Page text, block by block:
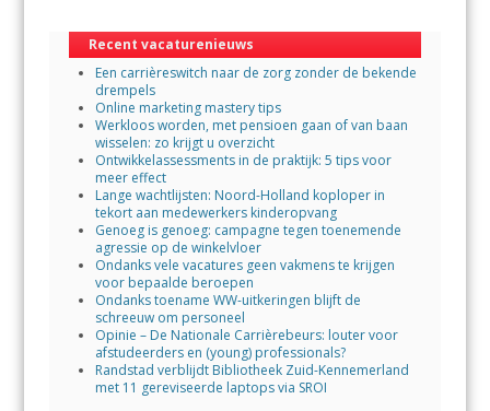
o
o
k
A
p
p
Recent vacaturenieuws
Een carrièreswitch naar de zorg zonder de bekende
drempels
Online marketing mastery tips
Werkloos worden, met pensioen gaan of van baan
wisselen: zo krijgt u overzicht
Ontwikkelassessments in de praktijk: 5 tips voor
meer effect
Lange wachtlijsten: Noord-Holland koploper in
tekort aan medewerkers kinderopvang
Genoeg is genoeg: campagne tegen toenemende
agressie op de winkelvloer
Ondanks vele vacatures geen vakmens te krijgen
voor bepaalde beroepen
Ondanks toename WW-uitkeringen blijft de
schreeuw om personeel
Opinie – De Nationale Carrièrebeurs: louter voor
afstudeerders en (young) professionals?
Randstad verblijdt Bibliotheek Zuid-Kennemerland
met 11 gereviseerde laptops via SROI